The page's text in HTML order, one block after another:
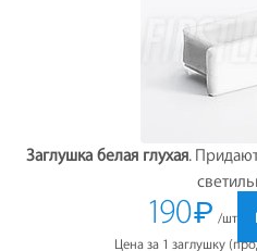
Заглушка белая глухая.
190₽ /шт
Цена за 1 заглушку